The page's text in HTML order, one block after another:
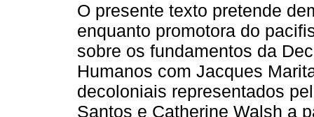
O presente texto pretende
enquanto promotora do
sobre os fundamentos da
Humanos com Jacques
decoloniais representados
Santos e Catherine Walsh a